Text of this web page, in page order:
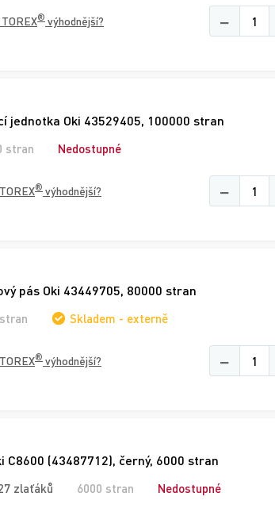
® výhodnější? −
jednotka Oki 43529405, 100000 stran
stran Nedostupné
® výhodnější? −
pás Oki 43449705, 80000 stran
Skladem - externě
® výhodnější? −
C8600 (43487712), černý, 6000 stran
zlaťáků 6000 stran Nedostupné